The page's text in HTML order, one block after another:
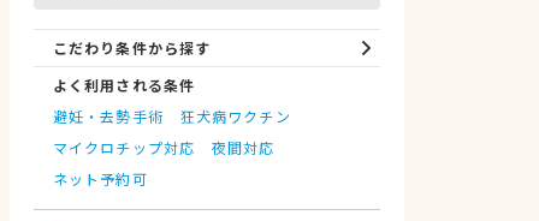
こだわり条件から探す
よく利用される条件
避妊・去勢手術
狂犬病ワクチン
マイクロチップ対応
夜間対応
ネット予約可